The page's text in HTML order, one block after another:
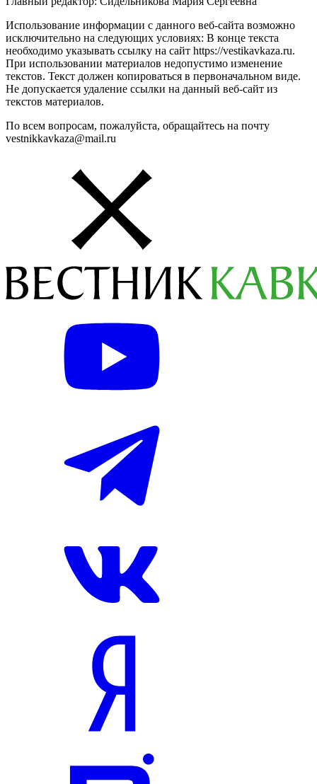
Использование информации с данного веб-сайта возможно
исключительно на следующих условиях: В конце текста
необходимо указывать ссылку на сайт https://vestikavkaza.ru.
При использовании материалов недопустимо изменение
текстов. Текст должен копироваться в первоначальном виде.
Не допускается удаление ссылки на данный веб-сайт из
текстов материалов.
По всем вопросам, пожалуйста, обращайтесь на почту
vestnikkavkaza@mail.ru